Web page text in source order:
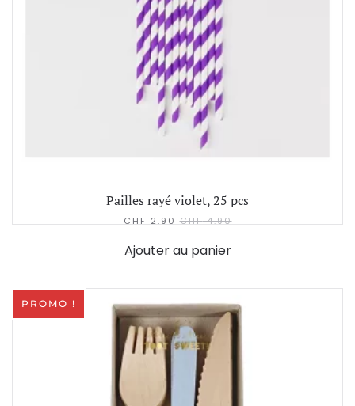
Pailles rayé violet, 25 pcs
CHF 2.90 CHF4.90
Ajouter au panier
PROMO !